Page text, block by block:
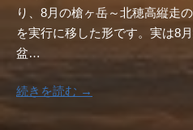
り、8月の槍ヶ岳～北穂高縦走
を実行に移した形です。実は8
盆…
続きを読む →